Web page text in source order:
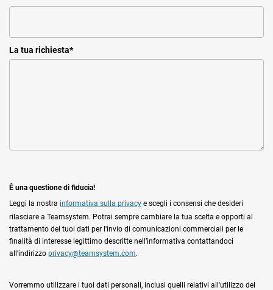
La tua richiesta*
È una questione di fiducia!
Leggi la nostra informativa sulla privacy e scegli i consensi che desideri
rilasciare a Teamsystem. Potrai sempre cambiare la tua scelta e opporti al
trattamento dei tuoi dati per l'invio di comunicazioni commerciali per le
finalità di interesse legittimo descritte nell’informativa contattandoci
all’indirizzo privacy@teamsystem.com.
Vorremmo utilizzare i tuoi dati personali, inclusi quelli relativi all'utilizzo del